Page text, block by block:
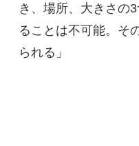
き、場所、大きさの
ることは不可能。そ
られる」